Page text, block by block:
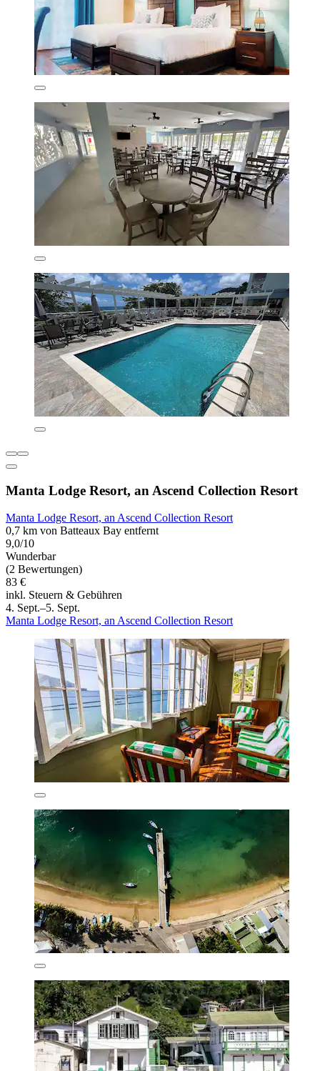
Manta Lodge Resort, an Ascend Collection Resort
Manta Lodge Resort, an Ascend Collection Resort
0,7 km von Batteaux Bay entfernt
9,0/10
Wunderbar
(2 Bewertungen)
83 €
inkl. Steuern & Gebühren
4. Sept.–5. Sept.
Manta Lodge Resort, an Ascend Collection Resort